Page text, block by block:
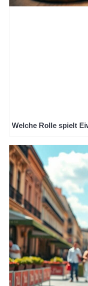
Welche Rolle spielt